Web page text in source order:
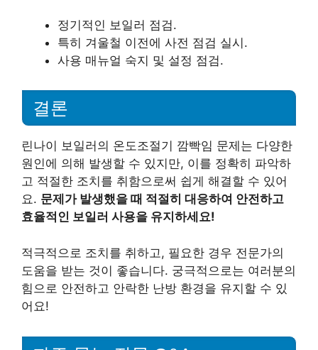
정기적인 보일러 점검.
특히 겨울철 이전에 사전 점검 실시.
사용 매뉴얼 숙지 및 설정 점검.
결론
린나이 보일러의 온도조절기 깜빡임 문제는 다양한
원인에 의해 발생할 수 있지만, 이를 정확히 파악하
고 적절한 조치를 취함으로써 쉽게 해결할 수 있어
요. 문제가 발생했을 때 적절히 대응하여 안전하고
효율적인 보일러 사용을 유지하세요!
적극적으로 조치를 취하고, 필요한 경우 전문가의
도움을 받는 것이 좋습니다. 궁극적으로는 여러분의
힘으로 안전하고 안락한 난방 환경을 유지할 수 있
어요!